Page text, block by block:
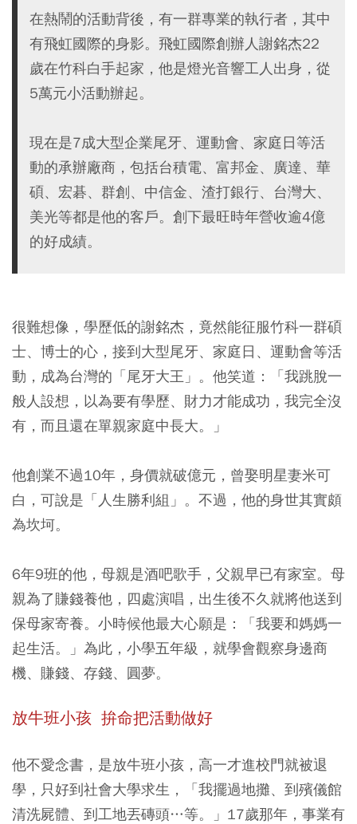
在熱鬧的活動背後，有一群專業的執行者，其中
有飛虹國際的身影。飛虹國際創辦人謝銘杰22
歲在竹科白手起家，他是燈光音響工人出身，從
5萬元小活動辦起。
現在是7成大型企業尾牙、運動會、家庭日等活
動的承辦廠商，包括台積電、富邦金、廣達、華
碩、宏碁、群創、中信金、渣打銀行、台灣大、
美光等都是他的客戶。創下最旺時年營收逾4億
的好成績。
很難想像，學歷低的謝銘杰，竟然能征服竹科一群碩
士、博士的心，接到大型尾牙、家庭日、運動會等活
動，成為台灣的「尾牙大王」。他笑道：「我跳脫一
般人設想，以為要有學歷、財力才能成功，我完全沒
有，而且還在單親家庭中長大。」
他創業不過10年，身價就破億元，曾娶明星妻米可
白，可說是「人生勝利組」。不過，他的身世其實頗
為坎坷。
6年9班的他，母親是酒吧歌手，父親早已有家室。母
親為了賺錢養他，四處演唱，出生後不久就將他送到
保母家寄養。小時候他最大心願是：「我要和媽媽一
起生活。」為此，小學五年級，就學會觀察身邊商
機、賺錢、存錢、圓夢。
放牛班小孩 拚命把活動做好
他不愛念書，是放牛班小孩，高一才進校門就被退
學，只好到社會大學求生，「我擺過地攤、到殯儀館
清洗屍體、到工地丟磚頭…等。」17歲那年，事業有